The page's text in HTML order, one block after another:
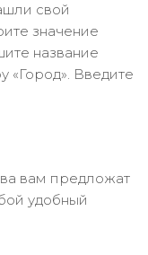
свой
значение
название
«Город». Введите
вам предложат
удобный